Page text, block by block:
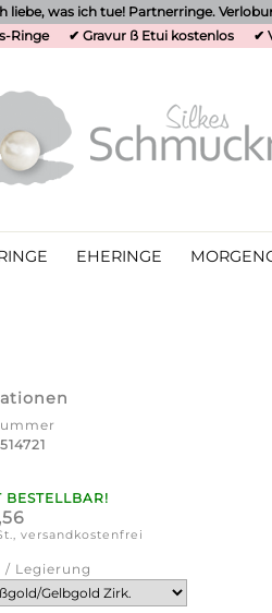
liebe, was ich tue! Partnerringe.
Ringe ✔ Gravur ß Etui kostenlos ✔
EHERINGE
BESTELLBAR!
versandkostenfrei
/ Legierung